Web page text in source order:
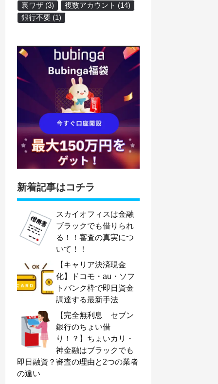
裏ワザ (3) 複数アカウント (14)
銀行不要 (1)
新着記事はコチラ
スカイオフィスは金融
ブラックでも借りられ
る！！審査の真実につ
いて！！
【キャリア決済現金
化】ドコモ・au・ソフ
トバンク枠で即日資金
調達する最新手法
【完全無利息 セブン
銀行のちょい借
り！？】ちょいカリ・
神金融はブラックでも
即日融資？審査の理由と2つの業者
の違い